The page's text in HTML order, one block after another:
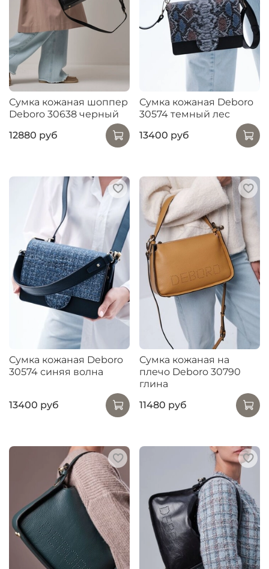
Сумка кожаная шоппер
Deboro 30638 черный
12880 руб
Сумка кожаная Deboro
30574 темный лес
13400 руб
Сумка кожаная Deboro
30574 синяя волна
13400 руб
Сумка кожаная на
плечо Deboro 30790
глина
11480 руб